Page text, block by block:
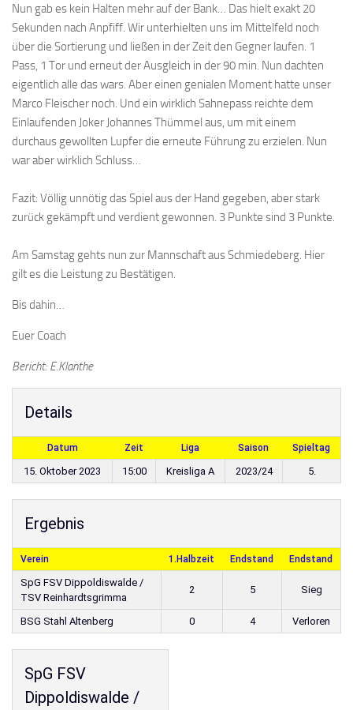
Nun gab es kein Halten mehr auf der Bank… Das hielt exakt 20
Sekunden nach Anpfiff. Wir unterhielten uns im Mittelfeld noch
über die Sortierung und ließen in der Zeit den Gegner laufen. 1
Pass, 1 Tor und erneut der Ausgleich in der 90 min. Nun dachten
eigentlich alle das wars. Aber einen genialen Moment hatte unser
Marco Fleischer noch. Und ein wirklich Sahnepass reichte dem
Einlaufenden Joker Johannes Thümmel aus, um mit einem
durchaus gewollten Lupfer die erneute Führung zu erzielen. Nun
war aber wirklich Schluss…
Fazit: Völlig unnötig das Spiel aus der Hand gegeben, aber stark
zurück gekämpft und verdient gewonnen. 3 Punkte sind 3 Punkte.
Am Samstag gehts nun zur Mannschaft aus Schmiedeberg. Hier
gilt es die Leistung zu Bestätigen.
Bis dahin…
Euer Coach
Bericht: E.Klanthe
Details
Datum Zeit Liga Saison Spieltag
15. Oktober 2023 15:00 Kreisliga A 2023/24 5.
Ergebnis
Verein 1.Halbzeit Endstand Endstand
SpG FSV Dippoldiswalde /
TSV Reinhardtsgrimma
2 5 Sieg
BSG Stahl Altenberg 0 4 Verloren
SpG FSV
Dippoldiswalde /